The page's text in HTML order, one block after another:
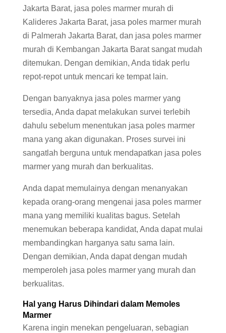
Jakarta Barat, jasa poles marmer murah di
Kalideres Jakarta Barat, jasa poles marmer murah
di Palmerah Jakarta Barat, dan jasa poles marmer
murah di Kembangan Jakarta Barat sangat mudah
ditemukan. Dengan demikian, Anda tidak perlu
repot-repot untuk mencari ke tempat lain.
Dengan banyaknya jasa poles marmer yang
tersedia, Anda dapat melakukan survei terlebih
dahulu sebelum menentukan jasa poles marmer
mana yang akan digunakan. Proses survei ini
sangatlah berguna untuk mendapatkan jasa poles
marmer yang murah dan berkualitas.
Anda dapat memulainya dengan menanyakan
kepada orang-orang mengenai jasa poles marmer
mana yang memiliki kualitas bagus. Setelah
menemukan beberapa kandidat, Anda dapat mulai
membandingkan harganya satu sama lain.
Dengan demikian, Anda dapat dengan mudah
memperoleh jasa poles marmer yang murah dan
berkualitas.
Hal yang Harus Dihindari dalam Memoles
Marmer
Karena ingin menekan pengeluaran, sebagian